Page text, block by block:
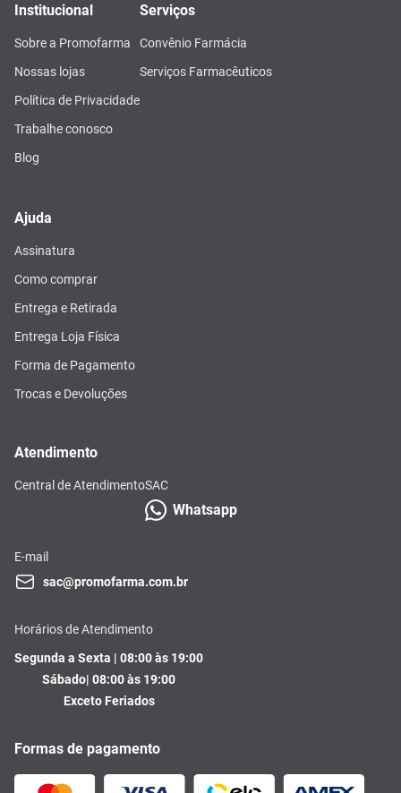
Institucional
Sobre a Promofarma
Nossas lojas
Política de Privacidade
Trabalhe conosco
Blog
Serviços
Convênio Farmácia
Serviços Farmacêuticos
Ajuda
Assinatura
Como comprar
Entrega e Retirada
Entrega Loja Física
Forma de Pagamento
Trocas e Devoluções
Atendimento
Central de AtendimentoSAC
Whatsapp
E-mail
sac@promofarma.com.br
Horários de Atendimento
Segunda a Sexta | 08:00 às 19:00
Sábado| 08:00 às 19:00
Exceto Feriados
Formas de pagamento